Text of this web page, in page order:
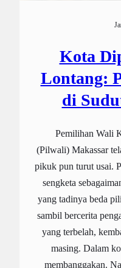
Kota
Lontang:
di
Pemilihan Wali
(Pilwali) Makassar
pikuk pun turut usai.
sengketa
yang tadinya beda
sambil bercerita
yang terbelah,
masing. Dalam
membanggakan.